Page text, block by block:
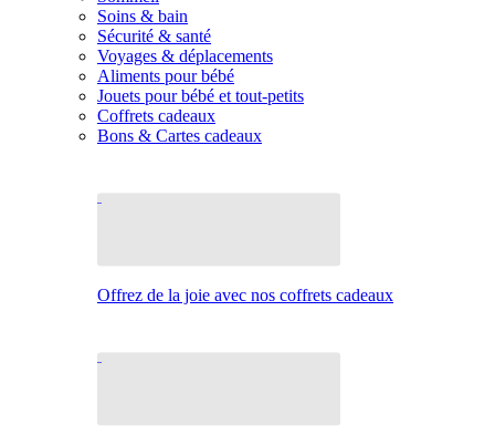
Soins & bain
Sécurité & santé
Voyages & déplacements
Aliments pour bébé
Jouets pour bébé et tout-petits
Coffrets cadeaux
Bons & Cartes cadeaux
Offrez de la joie avec nos coffrets cadeaux